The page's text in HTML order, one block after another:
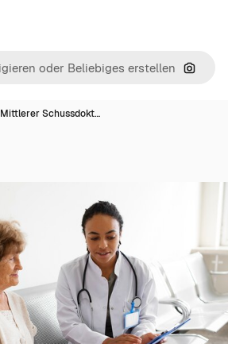
Nach
Mittlerer Schussdokt…